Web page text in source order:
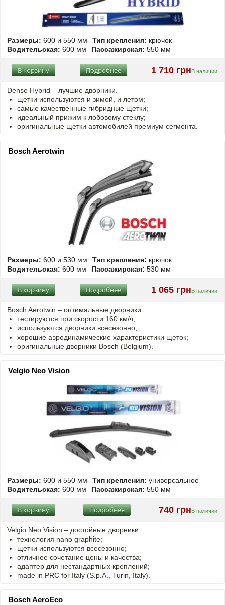
Размеры: 600 и 550 мм Тип крепления: крючок
Водительская: 600 мм Пассажирская: 550 мм
1 710 грнВ наличии
Подробнее
В корзину
Denso Hybrid – лучшие дворники.
щетки используются и зимой, и летом;
самые качественные гибридные щетки;
идеальный прижим к лобовому стеклу;
оригинальные щетки автомобилей премиум сегмента.
Bosch Aerotwin
Размеры: 600 и 530 мм Тип крепления: крючок
Водительская: 600 мм Пассажирская: 530 мм
1 065 грн В наличии
Подробнее
В корзину
Bosch Aerotwin – оптимальные дворники.
тестируются при скорости 160 км/ч;
используются дворники всесезонно;
хорошие аэродинамические характеристики щеток;
оригинальные дворники Bosch (Belgium).
Velgio Neo Vision
Размеры: 600 и 550 мм Тип крепления: универсальное
Водительская: 600 мм Пассажирская: 550 мм
740 грнВ наличии
Подробнее
В корзину
Velgio Neo Vision – достойные дворники.
технология nano graphite;
щетки используются всесезонно;
отличное сочетание цены и качества;
адаптер для нестандартных креплений;
made in PRC for Italy (S.p.A., Turin, Italy).
Bosch AeroEco